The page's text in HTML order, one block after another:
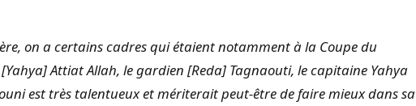
on a certains cadres qui étaient notamment à la Coupe du
Attiat Allah, le gardien [Reda] Tagnaouti, le capitaine Yahya
est très talentueux et mériterait peut-être de faire mieux dans sa